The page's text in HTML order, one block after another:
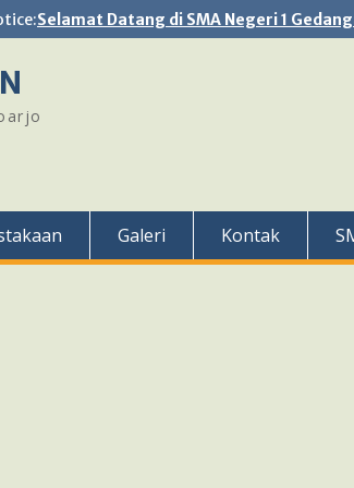
Selamat Datang di SMA Negeri 1
Galeri Kontak